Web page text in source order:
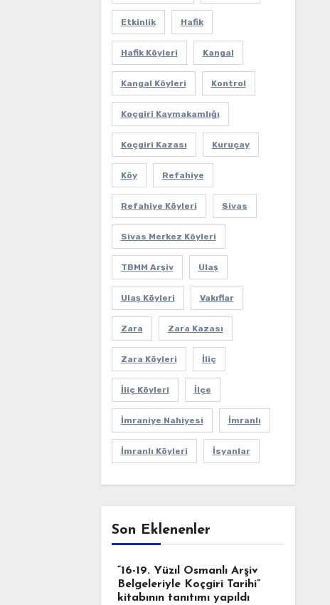
Etkinlik Hafik
Hafik Köyleri Kangal
Kangal Köyleri Kontrol
Koçgiri Kaymakamlığı
Koçgiri Kazası Kuruçay
Köy Refahiye
Refahiye Köyleri Sivas
Sivas Merkez Köyleri
TBMM Arşiv Ulaş
Ulaş Köyleri Vakıflar
Zara Zara Kazası
Zara Köyleri İliç
İliç Köyleri İlçe
İmraniye Nahiyesi İmranlı
İmranlı Köyleri İsyanlar
Son Eklenenler
“16-19. Yüzıl Osmanlı Arşiv
Belgeleriyle Koçgiri Tarihi”
kitabının tanıtımı yapıldı